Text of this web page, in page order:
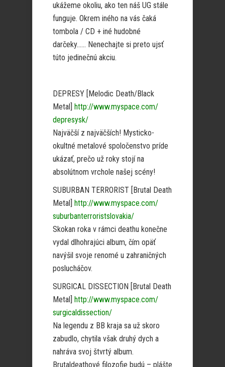
ukážeme okoliu, ako ten náš UG stále
funguje. Okrem iného na vás čaká
tombola / CD + iné hudobné
darčeky…… Nenechajte si preto ujsť
túto jedinečnú akciu.
DEPRESY [Melodic Death/Black
Metal]
http://www.myspace.com/
depresysk/
Najväčší z najväčších! Mysticko-
okultné metalové spoločenstvo príde
ukázať, prečo už roky stojí na
absolútnom vrchole našej scény!
SUBURBAN TERRORIST [Brutal Death
Metal]
http://www.myspace.com/
suburbanterroristslovakia/
Skokan roka v rámci deathu konečne
vydal dlhohrajúci album, čím opäť
navýšil svoje renomé u zahraničných
poslucháčov.
SURGICAL DISSECTION [Brutal Death
Metal]
http://www.myspace.com/
surgicaldissection/
Na legendu z BB kraja sa už skoro
zabudlo, chytila však druhý dych a
nahráva svoj štvrtý album.
Brutaldeathové filozofie budú – plášte